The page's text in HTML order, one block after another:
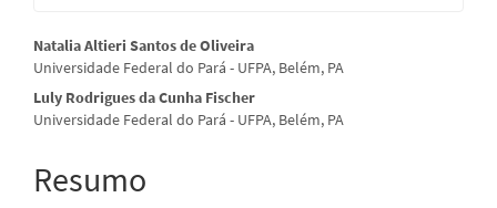
Conteúdo
do
artigo
principal
Natalia Altieri Santos de Oliveira
Universidade Federal do Pará - UFPA, Belém, PA
Luly Rodrigues da Cunha Fischer
Universidade Federal do Pará - UFPA, Belém, PA
Resumo